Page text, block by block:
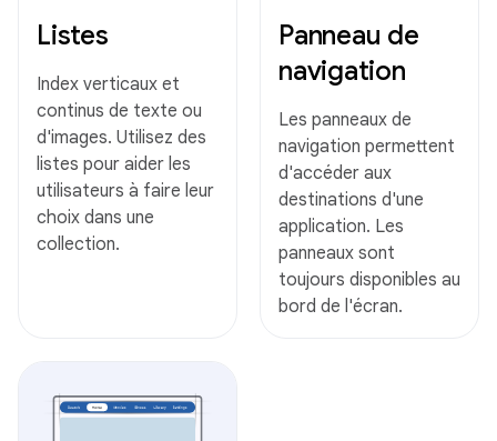
Listes
Index verticaux et
continus de texte ou
d'images. Utilisez des
listes pour aider les
utilisateurs à faire leur
choix dans une
collection.
Panneau de
navigation
Les panneaux de
navigation permettent
d'accéder aux
destinations d'une
application. Les
panneaux sont
toujours disponibles au
bord de l'écran.